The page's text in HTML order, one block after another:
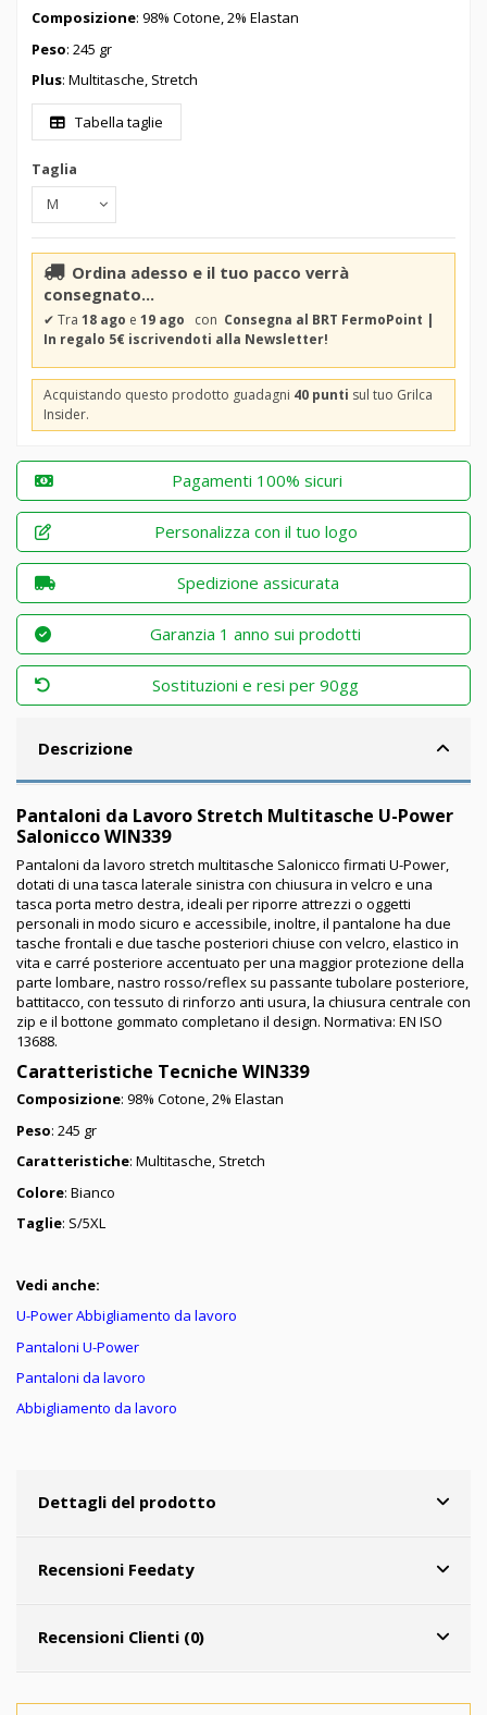
Composizione: 98% Cotone, 2% Elastan
Peso: 245 gr
Plus: Multitasche, Stretch
Tabella taglie
Taglia
Ordina adesso e il tuo pacco verrà
consegnato...
✔ Tra 18 ago e 19 ago con Consegna al BRT FermoPoint |
In regalo 5€ iscrivendoti alla Newsletter!
Acquistando questo prodotto guadagni 40 punti sul tuo Grilca
Insider.
Pagamenti 100% sicuri
Personalizza con il tuo logo
Spedizione assicurata
Garanzia 1 anno sui prodotti
Sostituzioni e resi per 90gg
Descrizione
Pantaloni da Lavoro Stretch Multitasche U-Power
Salonicco WIN339
Pantaloni da lavoro stretch multitasche Salonicco firmati U-Power,
dotati di una tasca laterale sinistra con chiusura in velcro e una
tasca porta metro destra, ideali per riporre attrezzi o oggetti
personali in modo sicuro e accessibile, inoltre, il pantalone ha due
tasche frontali e due tasche posteriori chiuse con velcro, elastico in
vita e carré posteriore accentuato per una maggior protezione della
parte lombare, nastro rosso/reflex su passante tubolare posteriore,
battitacco, con tessuto di rinforzo anti usura, la chiusura centrale con
zip e il bottone gommato completano il design. Normativa: EN ISO
13688.
Caratteristiche Tecniche WIN339
Composizione: 98% Cotone, 2% Elastan
Peso: 245 gr
Caratteristiche: Multitasche, Stretch
Colore: Bianco
Taglie: S/5XL
Vedi anche:
U-Power Abbigliamento da lavoro
Pantaloni U-Power
Pantaloni da lavoro
Abbigliamento da lavoro
Dettagli del prodotto
Recensioni Feedaty
Recensioni Clienti (0)